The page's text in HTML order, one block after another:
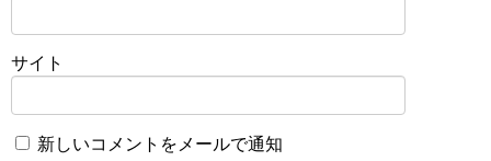
サイト
新しいコメントをメールで通知